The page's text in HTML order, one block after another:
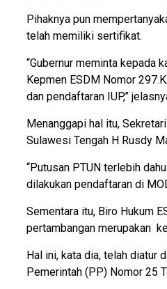
Pihaknya pun
telah memiliki sertifikat.
“Gubernur meminta kepada
Kepmen ESDM Nomor
dan pendaftaran IUP,”
Menanggapi hal itu,
Sulawesi Tengah H Rusdy
“Putusan PTUN terlebih
dilakukan pendaftaran di
Sementara itu, Biro Hukum
pertambangan merupakan
Hal ini, kata dia, telah diatur
Pemerintah (PP) Nomor 25